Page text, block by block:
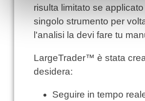
risulta limitato se
singolo strumento per
l'analisi la devi fare tu
LargeTrader™ è stata
desidera:
Seguire in tempo